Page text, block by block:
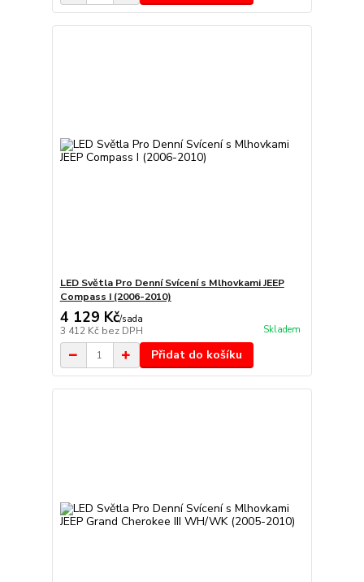
LED Světla Pro Denní Svícení s Mlhovkami JEEP
Compass I (2006-2010)
4 129 Kč/sada
3 412 Kč bez DPH Skladem
Přidat do košíku